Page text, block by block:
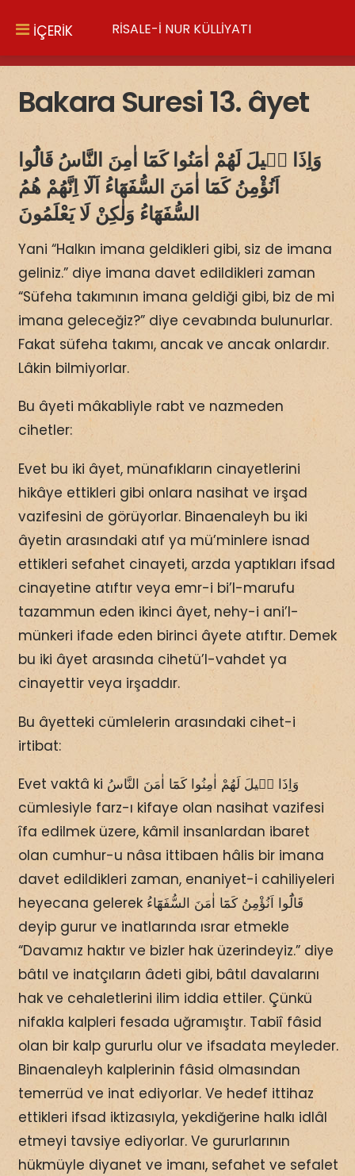
Bakara Suresi 13. âyet
وَاِذَا قٖيلَ لَهُمْ اٰمَنُوا كَمَٓا اٰمِنَ النَّاسُ قَالُٓوا
اَنُؤْمِنُ كَمَٓا اٰمَنَ السُّفَهَٓاءُ اَلَٓا اِنَّهُمْ هُمُ
السُّفَهَٓاءُ وَلٰكِنْ لَا يَعْلَمُونَ
Yani “Halkın imana geldikleri gibi, siz de imana
geliniz.” diye imana davet edildikleri zaman
“Süfeha takımının imana geldiği gibi, biz de mi
imana geleceğiz?” diye cevabında bulunurlar.
Fakat süfeha takımı, ancak ve ancak onlardır.
Lâkin bilmiyorlar.
Bu âyeti mâkabliyle rabt ve nazmeden
cihetler:
Evet bu iki âyet, münafıkların cinayetlerini
hikâye ettikleri gibi onlara nasihat ve irşad
vazifesini de görüyorlar. Binaenaleyh bu iki
âyetin arasındaki atıf ya mü’minlere isnad
ettikleri sefahet cinayeti, arzda yaptıkları ifsad
cinayetine atıftır veya emr-i bi’l-marufu
tazammun eden ikinci âyet, nehy-i ani’l-
münkeri ifade eden birinci âyete atıftır. Demek
bu iki âyet arasında cihetü’l-vahdet ya
cinayettir veya irşaddır.
Bu âyetteki cümlelerin arasındaki cihet-i
irtibat:
Evet vaktâ ki وَاِذَا قٖيلَ لَهُمْ اٰمِنُوا كَمَٓا اٰمَنَ النَّاسُ
cümlesiyle farz-ı kifaye olan nasihat vazifesi
îfa edilmek üzere, kâmil insanlardan ibaret
olan cumhur-u nâsa ittibaen hâlis bir imana
davet edildikleri zaman, enaniyet-i cahiliyeleri
heyecana gelerek قَالُٓوا اَنُؤْمِنُ كَمَٓا اٰمَنَ السُّفَهَٓاءُ
deyip gurur ve inatlarında ısrar etmekle
“Davamız haktır ve bizler hak üzerindeyiz.” diye
bâtıl ve inatçıların âdeti gibi, bâtıl davalarını
hak ve cehaletlerini ilim iddia ettiler. Çünkü
nifakla kalpleri fesada uğramıştır. Tabiî fâsid
olan bir kalp gururlu olur ve ifsadata meyleder.
Binaenaleyh kalplerinin fâsid olmasından
temerrüd ve inat ediyorlar. Ve hedef ittihaz
ettikleri ifsad iktizasıyla, yekdiğerine halkı idlâl
etmeyi tavsiye ediyorlar. Ve gururlarının
hükmüyle diyanet ve imanı, sefahet ve sefalet
İÇERİK RİSALE-İ NUR KÜLLİYATI